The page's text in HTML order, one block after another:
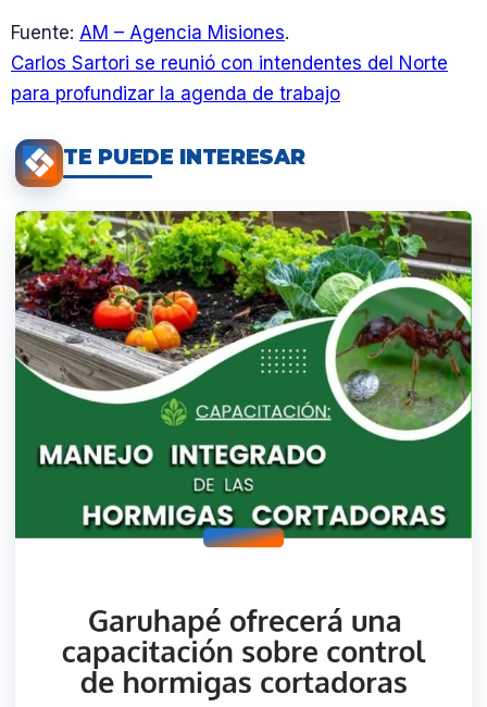
Fuente: AM – Agencia Misiones.
Carlos Sartori se reunió con intendentes del Norte
para profundizar la agenda de trabajo
TE PUEDE INTERESAR